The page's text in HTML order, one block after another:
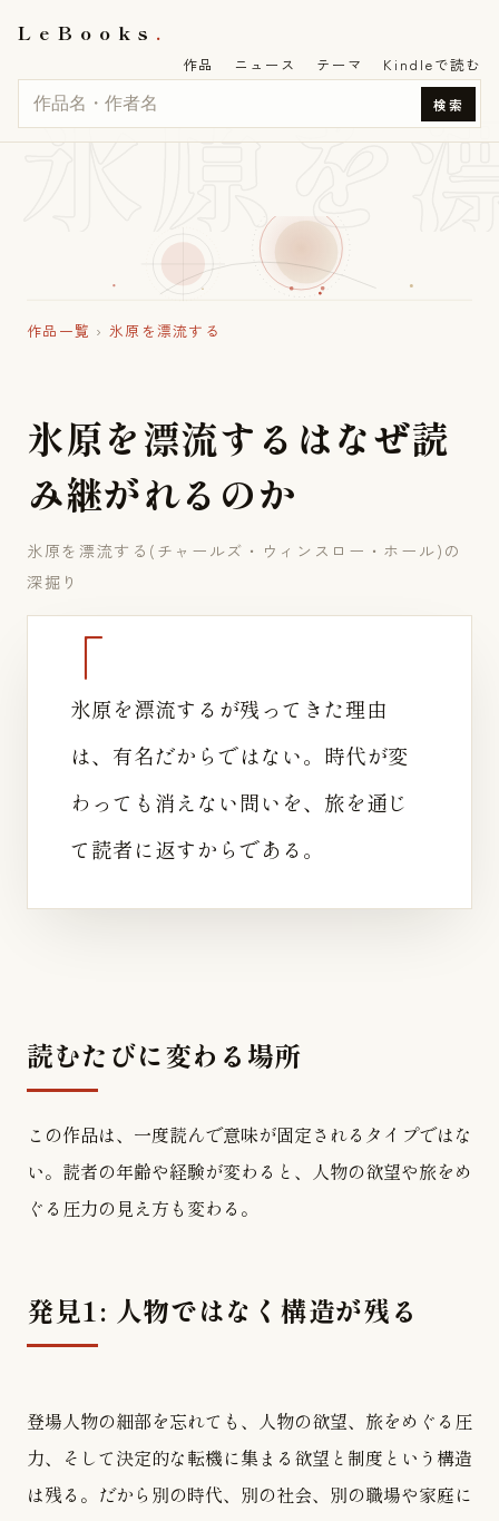
LeBooks
検索
作品 ニュース テーマ Kindleで読む
氷原を
作品一覧 › 氷原を漂流する
氷原を漂流す る はなぜ読
み継がれる のか
氷原を漂流する(チャールズ・ウィンスロー・ホール)の
深掘り
氷原を漂流するが残ってきた理由
は、有名だからではない。時代が変
わっても消えない問いを、旅を通じ
て読者に返すからである。
読むたびに変わる場所
この作品は、一度読んで意味が固定されるタイプではな
い。読者の年齢や経験が変わると、人物の欲望や旅をめ
ぐる圧力の見え方も変わる。
発見1: 人物ではなく構造が残る
登場人物の細部を忘れても、人物の欲望、旅をめぐる圧
力、そして決定的な転機に集まる欲望と制度という構造
は残る。だから別の時代、別の社会、別の職場や家庭に